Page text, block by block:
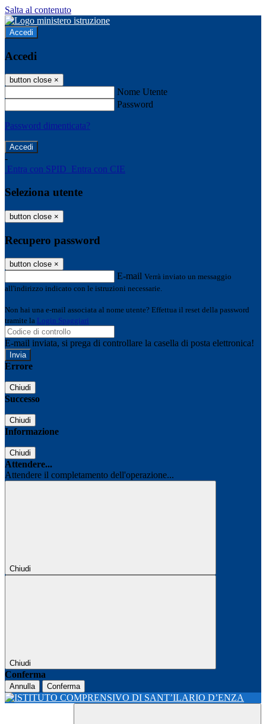
Salta al contenuto
Accedi
Accedi
button close ×
Nome Utente
Password
Password dimenticata?
-
Entra con SPID Entra con CIE
Seleziona utente
button close ×
Recupero password
button close ×
E-mail Verrà inviato un messaggio
all'indirizzo indicato con le istruzioni necessarie.
Non hai una e-mail associata al nome utente? Effettua il reset della password
tramite la Login Spaggiari
E-mail inviata, si prega di controllare la casella di posta elettronica!
Errore
Chiudi
Successo
Chiudi
Informazione
Chiudi
Attendere...
Attendere il completamento dell'operazione...
Chiudi
Chiudi
Conferma
Annulla Conferma